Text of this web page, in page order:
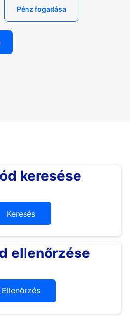
Pénz fogadása
keresése
Keresés
ellenőrzése
Ellenőrzés